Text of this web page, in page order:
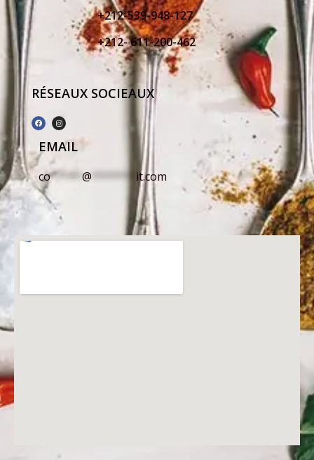
+212-539-948-127
+212- 611-200-462
RÉSEAUX SOCIEAUX
EMAIL
co*****@ ******* it.com